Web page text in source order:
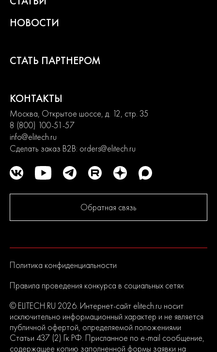
НОВОСТИ
СТАТЬ ПАРТНЕРОМ
КОНТАКТЫ
Москва, Открытое шоссе, д. 12, стр. 35
8 (800) 100-51-57
info@elitech.ru
Сделать заказ B2B: orders@elitech.ru
Обратная связь
Политика конфиденциальности
Правила проведения конкурса в социальных сетях
© ELITECH.RU 2026. Интернет-сайт elitech.ru носит
исключительно информационный характер и не является
публичной офертой, определяемой положениями
Статьи 437 (2) Гк РФ. Присланное по e-mail сообщение,
содержащее копию заполненной формы заявки на